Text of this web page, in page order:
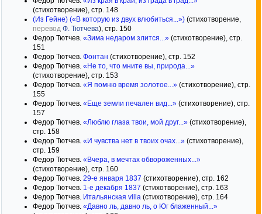
(стихотворение), стр. 148
(Из Гейне) («В которую из двух влюбиться...») (стихотворение,
перевод Ф. Тютчева), стр. 150
Федор Тютчев. «Зима недаром злится...» (стихотворение), стр.
151
Федор Тютчев. Фонтан (стихотворение), стр. 152
Федор Тютчев. «Не то, что мните вы, природа...»
(стихотворение), стр. 153
Федор Тютчев. «Я помню время золотое...» (стихотворение), стр.
155
Федор Тютчев. «Еще земли печален вид...» (стихотворение), стр.
157
Федор Тютчев. «Люблю глаза твои, мой друг...» (стихотворение),
стр. 158
Федор Тютчев. «И чувства нет в твоих очах...» (стихотворение),
стр. 159
Федор Тютчев. «Вчера, в мечтах обвороженных...»
(стихотворение), стр. 160
Федор Тютчев. 29-е января 1837 (стихотворение), стр. 162
Федор Тютчев. 1-е декабря 1837 (стихотворение), стр. 163
Федор Тютчев. Итальянская villa (стихотворение), стр. 164
Федор Тютчев. «Давно ль, давно ль, о Юг блаженный...»